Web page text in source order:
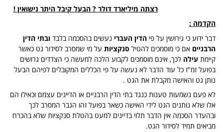
רצתה מיליארד דולר ? הבעל קיבל היתר נישואין !
הקדמה :
דבר ידוע כי גירושין על פי הדין העברי נעשים בהסכמה בלבד ובתי הדין
הרבניים אם כי מוסמכים להטיל סנקציות על מי שמסרב לסידור גט כאשר
קיימת עילה לכך, אינם מוסמכים לקבוע הלכה למעשה כי הצדדים גרושים
בפועל זמ"ז כל עוד הדבר לא נעשה על פי הכללים המקובלים לפיהם הבעל
נותן גט והאישה מקבלת את הגט .
לא פעם נשמעות טענות כנגד בתי הדין הרבניים או הדיינים עצמם וכאילו הם
אלו שלא נותנים הגט לידי האישה כשאר בפועל זהו הגבר המסרב לכך
ובהעדר הסכמה אין הדבר תלוי בדיינים למעט בהטלת סנקציות שלא בהכרח
מביאים תמיד לסידור הגט.